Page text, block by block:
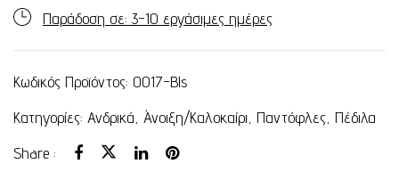
Παράδοση σε: 3-10 εργάσιμες ημέρες
Κωδικός Προϊόντος: 0017-Bls
Κατηγορίες: Ανδρικά Άνοιξη/Καλοκαίρι Παντόφλες Πέδιλα
Share :